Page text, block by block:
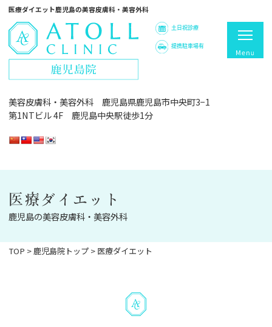
医療ダイエット鹿児島の美容皮膚科・美容外科
土日祝診療
提携駐車場有
美容皮膚科・美容外科 鹿児島県鹿児島市中央町3−1
第1NTビル 4F 鹿児島中央駅徒歩1分
医療ダイエット
鹿児島の美容皮膚科・美容外科
TOP > 鹿児島院トップ > 医療ダイエット